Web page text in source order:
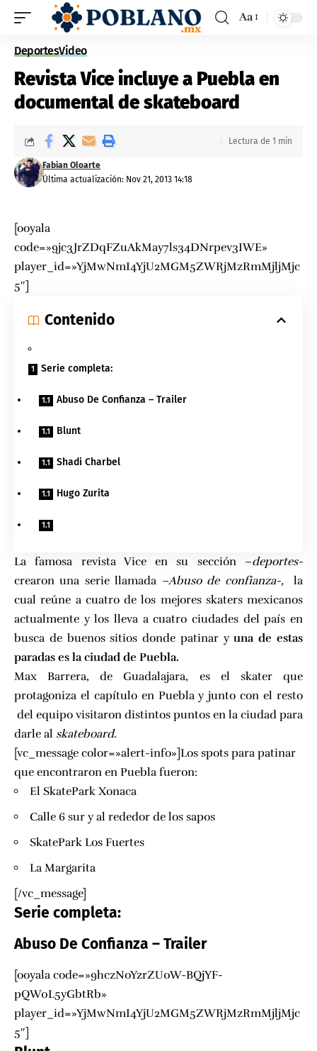
Aa
DeportesVideo
Revista Vice incluye a Puebla en
documental de skateboard
Última actualización: Nov 21, 2013 14:18
Fabian Oloarte
Lectura de 1 min
[ooyala
code=»9jc3JrZDqFZuAkMay7ls34DNrpev3IWE»
player_id=»YjMwNmI4YjU2MGM5ZWRjMzRmMjljMjc
5″]
Contenido
Serie completa:
Abuso De Confianza – Trailer
Blunt
Shadi Charbel
Hugo Zurita
La famosa revistaViceen su sección –deportes-
crearon una serie llamada–Abuso de confianza-,
la
cual reúne a cuatro de los mejores skaters mexicanos
actualmente y los lleva a cuatro ciudades del país en
busca de buenos sitios donde patinar yuna de estas
paradas es la ciudad de Puebla.
Max Barrera, de Guadalajara, es el skater que
protagoniza el capítulo en Puebla y junto con el resto
del equipo visitaron distintos puntos en la ciudad para
darle al skateboard.
[vc_message color=»alert-info»]Los spots para patinar
que encontraron en Puebla fueron:
El SkatePark Xonaca
Calle 6 sur y al rededor de los sapos
SkatePark Los Fuertes
La Margarita
[/vc_message]
Serie completa:
Abuso De Confianza – Trailer
[ooyala code=»9hczNoYzrZU0W-BQjYF-
pQW0L5yGbtRb»
player_id=»YjMwNmI4YjU2MGM5ZWRjMzRmMjljMjc
5″]